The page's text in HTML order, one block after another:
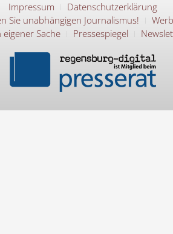
Impressum
Datenschutzerklärung
Sie unabhängigen Journalismus!
eigener Sache
Pressespiegel